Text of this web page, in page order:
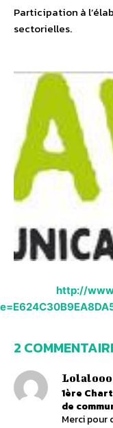
Participation à
sectorielles.
http://
2
Lolalooo
1ère
de
Merci pour